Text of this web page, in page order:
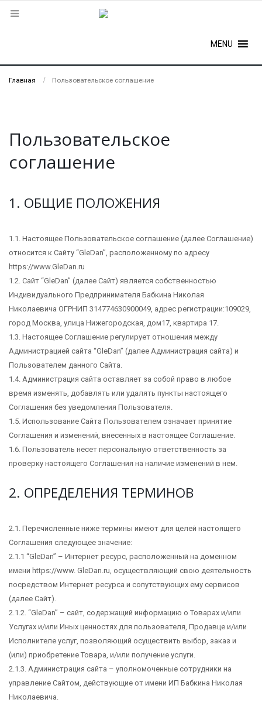
MENU
Главная Пользовательское соглашение
Пользовательское
соглашение
1. ОБЩИЕ ПОЛОЖЕНИЯ
1.1. Настоящее Пользовательское соглашение (далее Соглашение)
относится к Сайту “GleDan”, расположенному по адресу
https://www.GleDan.ru
1.2. Сайт “GleDan” (далее Сайт) является собственностью
Индивидуального Предпринимателя Бабкина Николая
Николаевича ОГРНИП 314774630900049, адрес регистрации:109029,
город Москва, улица Нижегородская, дом17, квартира 17.
1.3. Настоящее Соглашение регулирует отношения между
Администрацией сайта “GleDan” (далее Администрация сайта) и
Пользователем данного Сайта.
1.4. Администрация сайта оставляет за собой право в любое
время изменять, добавлять или удалять пункты настоящего
Соглашения без уведомления Пользователя.
1.5. Использование Сайта Пользователем означает принятие
Соглашения и изменений, внесенных в настоящее Соглашение.
1.6. Пользователь несет персональную ответственность за
проверку настоящего Соглашения на наличие изменений в нем.
2. ОПРЕДЕЛЕНИЯ ТЕРМИНОВ
2.1. Перечисленные ниже термины имеют для целей настоящего
Соглашения следующее значение:
2.1.1 “GleDan” – Интернет ресурс, расположенный на доменном
имени https://www. GleDan.ru, осуществляющий свою деятельность
посредством Интернет ресурса и сопутствующих ему сервисов
(далее Сайт).
2.1.2. “GleDan” – сайт, содержащий информацию о Товарах и/или
Услугах и/или Иных ценностях для пользователя, Продавце и/или
Исполнителе услуг, позволяющий осуществить выбор, заказ и
(или) приобретение Товара, и/или получение услуги.
2.1.3. Администрация сайта – уполномоченные сотрудники на
управление Сайтом, действующие от имени ИП Бабкина Николая
Николаевича.